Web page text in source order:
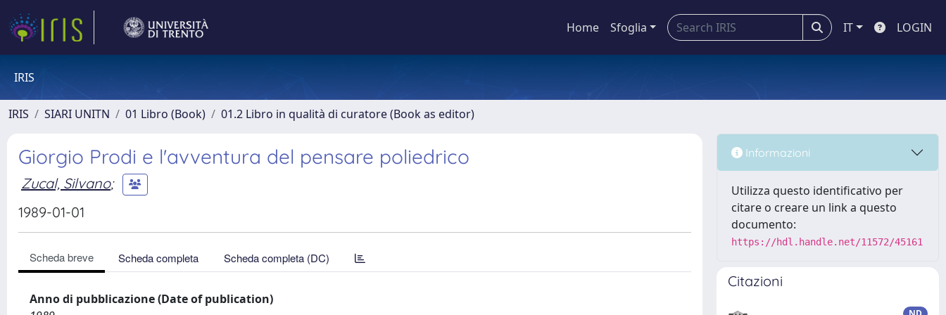
Home Sfoglia IT LOGIN
IRIS
IRIS SIARI UNITN 01 Libro (Book) 01.2 Libro in qualità di curatore (Book as editor)
Giorgio Prodi e l'avventura del pensare poliedrico
Zucal, Silvano;
1989-01-01
Scheda breve Scheda completa Scheda completa (DC)
Anno di pubblicazione (Date of publication)
Informazioni
Utilizza questo identificativo per
citare o creare un link a questo
documento:
https://hdl.handle.net/11572/45161
Citazioni